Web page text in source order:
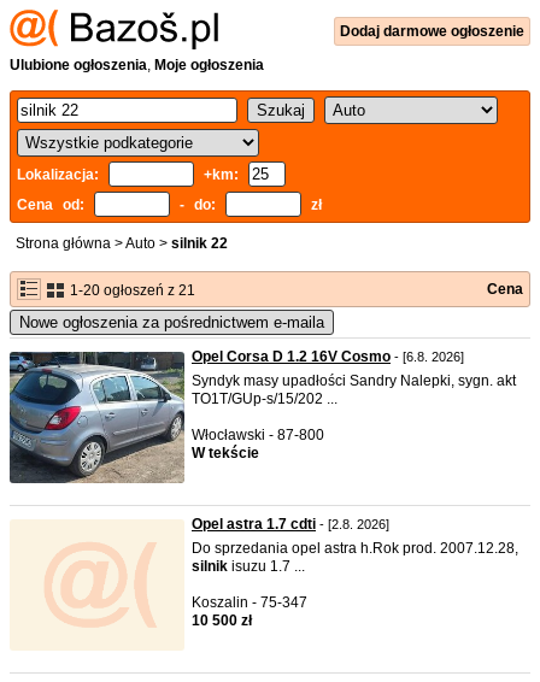
Dodaj darmowe ogłoszenie
Ulubione ogłoszenia, Moje ogłoszenia
Lokalizacja:
+km:
Cena od:
- do: zł
Strona główna >Auto > silnik 22
1-20 ogłoszeń z 21 Cena
Nowe ogłoszenia za pośrednictwem e-maila
Opel Corsa D 1.2 16V Cosmo - [6.8. 2026]
Syndyk masy upadłości Sandry Nalepki, sygn. akt
TO1T/GUp-s/15/202 ...
Włocławski - 87-800
W tekście
Opel astra 1.7 cdti - [2.8. 2026]
Do sprzedania opel astra h.Rok prod. 2007.12.28,
silnik isuzu 1.7 ...
Koszalin - 75-347
10 500 zł